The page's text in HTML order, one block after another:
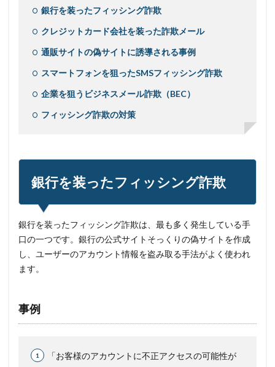
銀行を装ったフィッシング詐欺
クレジットカード会社を装った詐欺メール
通販サイトの偽サイトに誘導される事例
スマートフォンを狙ったSMSフィッシング詐欺
企業を狙うビジネスメール詐欺（BEC）
フィッシング詐欺の対策
銀行を装ったフィッシング詐欺
銀行を装ったフィッシング詐欺は、最も多く発生している手
口の一つです。銀行の公式サイトそっくりの偽サイトを作成
し、ユーザーのアカウント情報を盗み取る手法がよく使われ
ます。
事例
「お客様のアカウントに不正アクセスの可能性が